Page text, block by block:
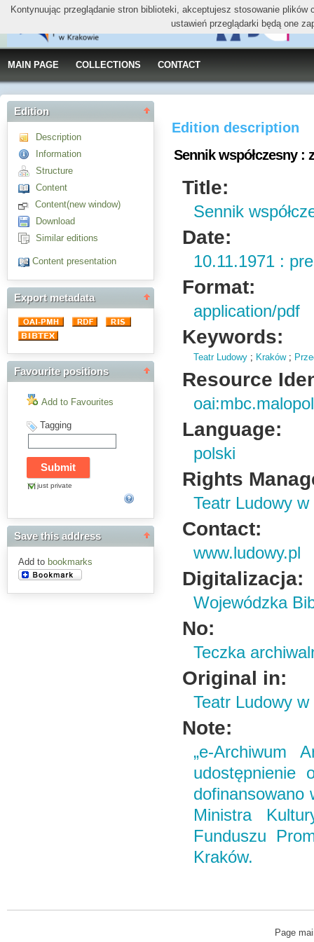
MAIN PAGE COLLECTIONS CONTACT
Edition
Description
Information
Structure
Content
Content(new window)
Download
Similar editions
Content presentation
Export metadata
Favourite positions
Add to Favourites
Tagging
just private
Save this address
Add to bookmarks
Edition description
Sennik współczesny :
Title:
Sennik
Date:
10.11.1971 :
Format:
application/pdf
Keywords:
Teatr Ludowy ; Kraków;
Resource
Language:
polski
Rights
Teatr Ludowy
Contact:
www.ludowy.pl
Digitalizacja:
Wojewódzka
No:
Teczka
Original in:
Teatr Ludowy
Note:
„e-Archiwum
udostępnienie
dofinansowano
Ministra
Funduszu
Kraków.
Page
Kontynuując przeglądanie stron biblioteki, akceptujesz stosowanie
ustawień przeglądarki będą one